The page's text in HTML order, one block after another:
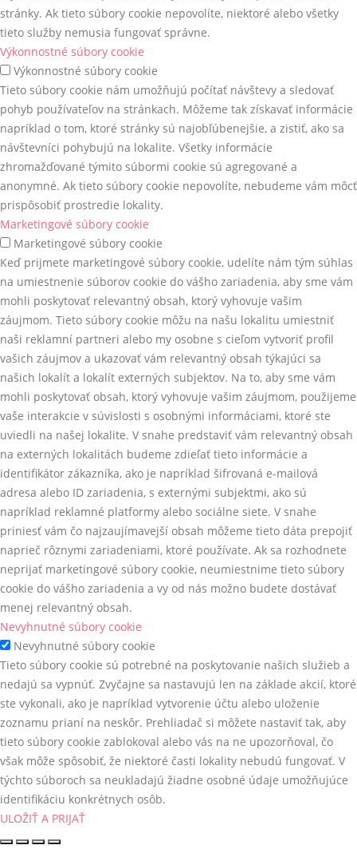
stránky. Ak tieto súbory cookie nepovolíte, niektoré alebo všetky
tieto služby nemusia fungovať správne.
Výkonnostné súbory cookie
Výkonnostné súbory cookie
Tieto súbory cookie nám umožňujú počítať návštevy a sledovať
pohyb používateľov na stránkach. Môžeme tak získavať informácie
napríklad o tom, ktoré stránky sú najobľúbenejšie, a zistiť, ako sa
návštevníci pohybujú na lokalite. Všetky informácie
zhromažďované týmito súbormi cookie sú agregované a
anonymné. Ak tieto súbory cookie nepovolíte, nebudeme vám môcť
prispôsobiť prostredie lokality.
Marketingové súbory cookie
Marketingové súbory cookie
Keď prijmete marketingové súbory cookie, udelíte nám tým súhlas
na umiestnenie súborov cookie do vášho zariadenia, aby sme vám
mohli poskytovať relevantný obsah, ktorý vyhovuje vašim
záujmom. Tieto súbory cookie môžu na našu lokalitu umiestniť
naši reklamní partneri alebo my osobne s cieľom vytvoriť profil
vašich záujmov a ukazovať vám relevantný obsah týkajúci sa
našich lokalít a lokalít externých subjektov. Na to, aby sme vám
mohli poskytovať obsah, ktorý vyhovuje vašim záujmom, použijeme
vaše interakcie v súvislosti s osobnými informáciami, ktoré ste
uviedli na našej lokalite. V snahe predstaviť vám relevantný obsah
na externých lokalitách budeme zdieľať tieto informácie a
identifikátor zákazníka, ako je napríklad šifrovaná e-mailová
adresa alebo ID zariadenia, s externými subjektmi, ako sú
napríklad reklamné platformy alebo sociálne siete. V snahe
priniesť vám čo najzaujímavejší obsah môžeme tieto dáta prepojiť
naprieč rôznymi zariadeniami, ktoré používate. Ak sa rozhodnete
neprijať marketingové súbory cookie, neumiestnime tieto súbory
cookie do vášho zariadenia a vy od nás možno budete dostávať
menej relevantný obsah.
Nevyhnutné súbory cookie
Nevyhnutné súbory cookie
Tieto súbory cookie sú potrebné na poskytovanie našich služieb a
nedajú sa vypnúť. Zvyčajne sa nastavujú len na základe akcií, ktoré
ste vykonali, ako je napríklad vytvorenie účtu alebo uloženie
zoznamu prianí na neskôr. Prehliadač si môžete nastaviť tak, aby
tieto súbory cookie zablokoval alebo vás na ne upozorňoval, čo
však môže spôsobiť, že niektoré časti lokality nebudú fungovať. V
týchto súboroch sa neukladajú žiadne osobné údaje umožňujúce
identifikáciu konkrétnych osôb.
ULOŽIŤ A PRIJAŤ